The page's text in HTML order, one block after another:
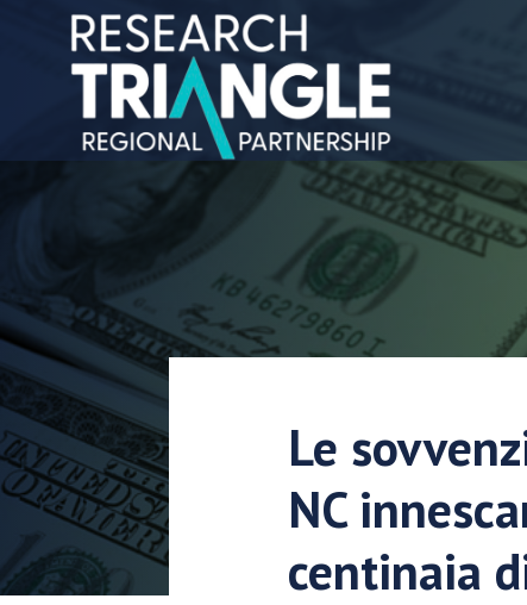
Salta al contenuto
Le
NC
centinaia